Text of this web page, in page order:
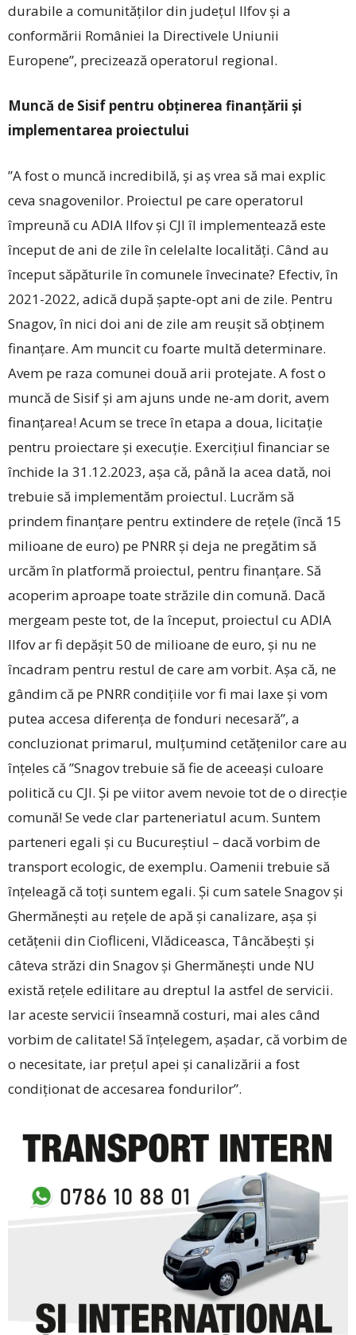
durabile a comunităților din județul Ilfov și a
conformării României la Directivele Uniunii
Europene”, precizează operatorul regional.
Muncă de Sisif pentru obținerea finanțării și
implementarea proiectului
”A fost o muncă incredibilă, și aș vrea să mai explic
ceva snagovenilor. Proiectul pe care operatorul
împreună cu ADIA Ilfov și CJI îl implementează este
început de ani de zile în celelalte localități. Când au
început săpăturile în comunele învecinate? Efectiv, în
2021-2022, adică după șapte-opt ani de zile. Pentru
Snagov, în nici doi ani de zile am reușit să obținem
finanțare. Am muncit cu foarte multă determinare.
Avem pe raza comunei două arii protejate. A fost o
muncă de Sisif și am ajuns unde ne-am dorit, avem
finanțarea! Acum se trece în etapa a doua, licitație
pentru proiectare și execuție. Exercițiul financiar se
închide la 31.12.2023, așa că, până la acea dată, noi
trebuie să implementăm proiectul. Lucrăm să
prindem finanțare pentru extindere de rețele (încă 15
milioane de euro) pe PNRR și deja ne pregătim să
urcăm în platformă proiectul, pentru finanțare. Să
acoperim aproape toate străzile din comună. Dacă
mergeam peste tot, de la început, proiectul cu ADIA
Ilfov ar fi depășit 50 de milioane de euro, și nu ne
încadram pentru restul de care am vorbit. Așa că, ne
gândim că pe PNRR condițiile vor fi mai laxe și vom
putea accesa diferența de fonduri necesară”, a
concluzionat primarul, mulțumind cetățenilor care au
înțeles că ”Snagov trebuie să fie de aceeași culoare
politică cu CJI. Și pe viitor avem nevoie tot de o direcție
comună! Se vede clar parteneriatul acum. Suntem
parteneri egali și cu Bucureștiul – dacă vorbim de
transport ecologic, de exemplu. Oamenii trebuie să
înțeleagă că toți suntem egali. Și cum satele Snagov și
Ghermănești au rețele de apă și canalizare, așa și
cetățenii din Ciofliceni, Vlădiceasca, Tâncăbești și
câteva străzi din Snagov și Ghermănești unde NU
există rețele edilitare au dreptul la astfel de servicii.
Iar aceste servicii înseamnă costuri, mai ales când
vorbim de calitate! Să înțelegem, așadar, că vorbim de
o necesitate, iar prețul apei și canalizării a fost
condiționat de accesarea fondurilor”.